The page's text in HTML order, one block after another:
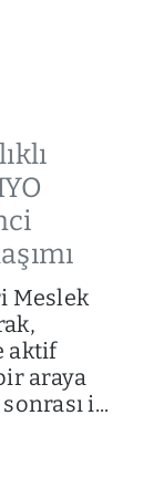
Meslek
aktif
araya
i...